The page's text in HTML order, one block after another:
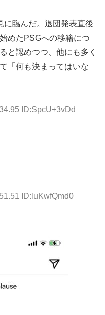
に臨んだ。退団発表直後
めたPSGへの移籍につ
と認めつつ、他にも多く
「何も決まってはいな
ID:SpcU+3vDd
ID:luKwfQmd0